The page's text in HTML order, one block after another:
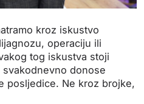
kroz iskustvo
operaciju ili
tog iskustva stoji
donose
posljedice. Ne kroz brojke,